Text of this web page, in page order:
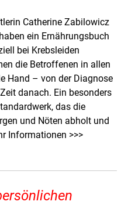
Catherine Zabilowicz
ein Ernährungsbuch
bei Krebsleiden
die Betroffenen in allen
Hand – von der Diagnose
danach. Ein besonders
das die
und Nöten abholt und
Informationen >>>